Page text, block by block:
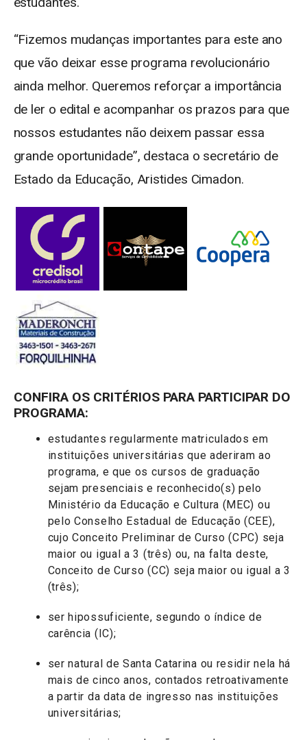
“Fizemos mudanças importantes para este ano
que vão deixar esse programa revolucionário
ainda melhor. Queremos reforçar a importância
de ler o edital e acompanhar os prazos para que
nossos estudantes não deixem passar essa
grande oportunidade”, destaca o secretário de
Estado da Educação, Aristides Cimadon.
CONFIRA OS CRITÉRIOS PARA PARTICIPAR DO
PROGRAMA:
estudantes regularmente matriculados em
instituições universitárias que aderiram ao
programa, e que os cursos de graduação
sejam presenciais e reconhecido(s) pelo
Ministério da Educação e Cultura (MEC) ou
pelo Conselho Estadual de Educação (CEE),
cujo Conceito Preliminar de Curso (CPC) seja
maior ou igual a 3 (três) ou, na falta deste,
Conceito de Curso (CC) seja maior ou igual a 3
(três);
ser hipossuficiente, segundo o índice de
carência (IC);
ser natural de Santa Catarina ou residir nela há
mais de cinco anos, contados retroativamente
a partir da data de ingresso nas instituições
universitárias;